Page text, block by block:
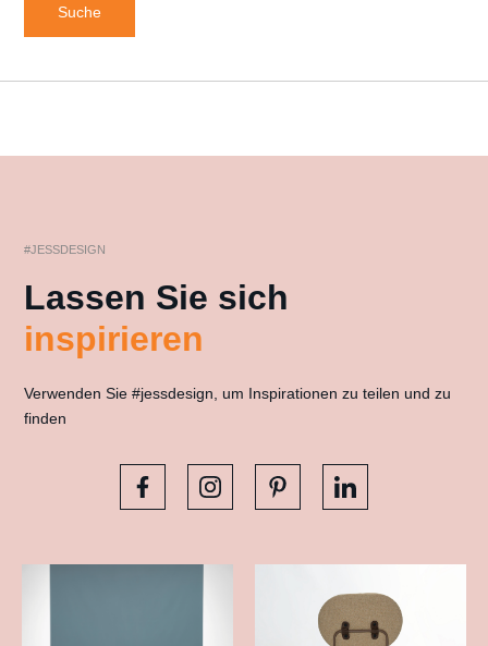
#JESSDESIGN
Lassen Sie sich
inspirieren
Verwenden Sie #jessdesign, um Inspirationen zu teilen und zu
finden